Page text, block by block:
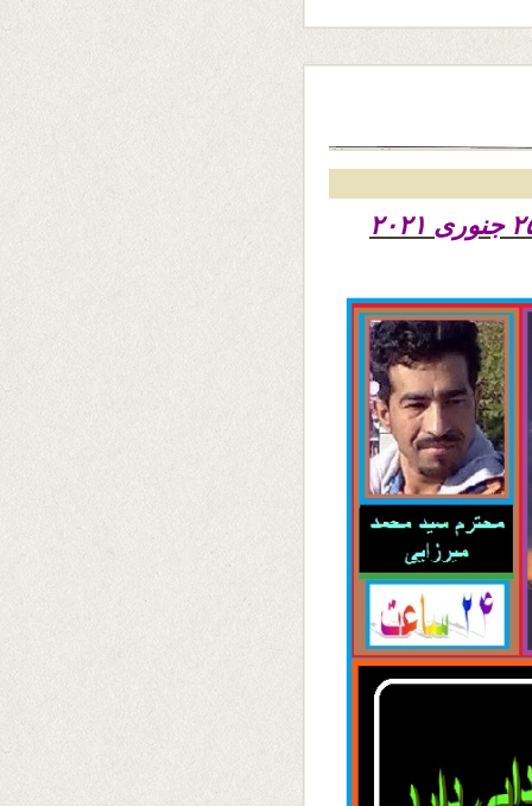
تاریخ نشر دو شنبه ششم دلو ۱۳۹۹ – ۲۵ جنوری ۲۰۲۱